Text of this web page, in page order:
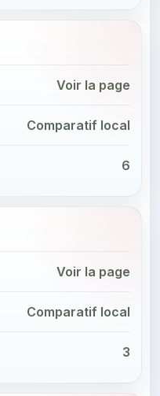
Voir la page
Comparatif local
6
Voir la page
Comparatif local
3